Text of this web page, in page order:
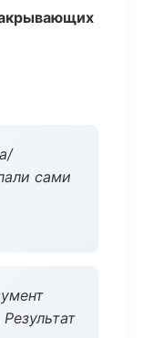
сами